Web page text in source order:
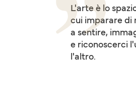
L'arte è lo
cui imparare di
a sentire,
e riconoscerci
l'altro.